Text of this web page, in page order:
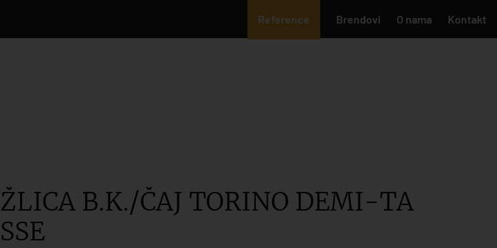
Reference Brendovi O nama Kontakt
ŽLICA B.K./ČAJ TORINO DEMI-TA
SSE